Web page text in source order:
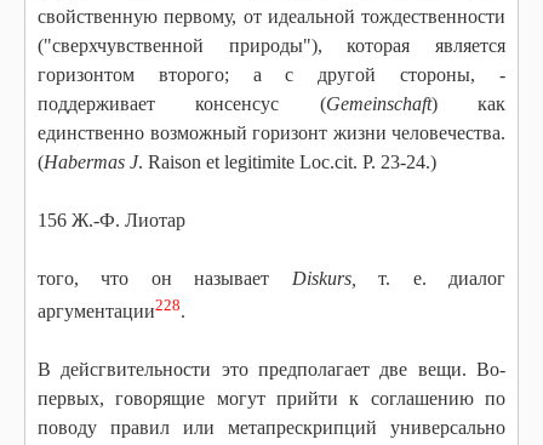
свойственную первому, от идеальной тождественности
("сверхчувственной природы"), которая является
горизонтом второго; а с другой стороны, -
поддерживает консенсус (Gemeinschaft) как
единственно возможный горизонт жизни человечества.
(Habermas J. Raison et legitimite Loc.cit. P. 23-24.)
156 Ж.-Ф. Лиотар
того, что он называет Diskurs,
т. е. диалог
аргументации228.
В дейсгвительности это предполагает две вещи. Во-
первых, говорящие могут прийти к соглашению по
поводу правил или метапрескрипций универсально